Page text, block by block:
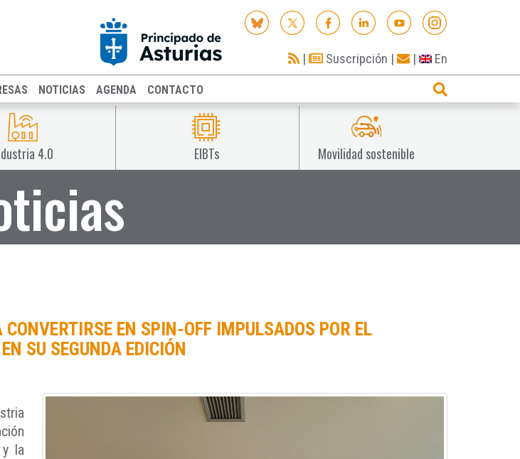
| Suscripción | | En
NOTICIAS AGENDA CONTACTO
4.0 EIBTs Movilidad sostenible
EN SPIN-OFF IMPULSADOS POR EL
SU SEGUNDA EDICIÓN
y la